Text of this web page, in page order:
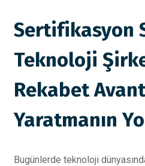
Sertifikasyon
Teknoloji
Rekabet
Yaratmanın
Bugünlerde teknoloji